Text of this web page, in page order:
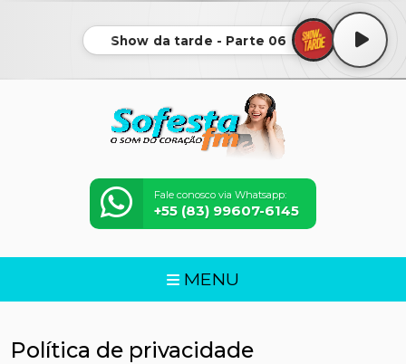
Show da tarde - Parte 06
Fale conosco via Whatsapp:
+55 (83) 99607-6145
MENU
Política de privacidade